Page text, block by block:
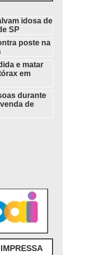
idosa de
SP
poste na
e matar
em
durante
de